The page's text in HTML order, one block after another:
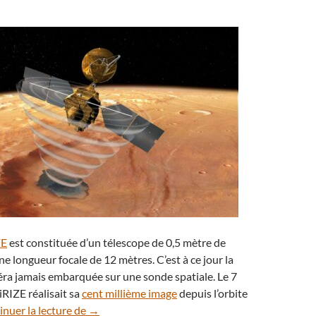
est constituée d’un télescope de 0,5 mètre de
longueur focale de 12 mètres. C’est à ce jour la
jamais embarquée sur une sonde spatiale. Le 7
réalisait sacent millième imagedepuis l’orbite
la lecture de Curiosité : des dunes alignées au fond d’une
→